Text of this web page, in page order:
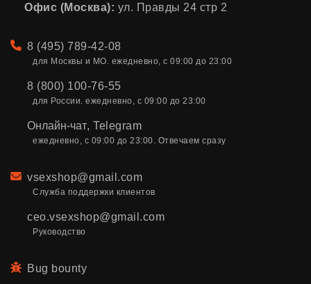
Офис (Москва): ул. Правды 24 стр 2
Телефон
8 (495) 789-42-08
для Москвы и МО. ежедневно, с 09:00 до 23:00
8 (800) 100-76-55
для России. ежедневно, с 09:00 до 23:00
Онлайн-чат, Telegram
ежедневно, с 09:00 до 23:00. Отвечаем сразу
Email
vsexshop@gmail.com
Служба поддержки клиентов
ceo.vsexshop@gmail.com
Руководство
Bug bounty